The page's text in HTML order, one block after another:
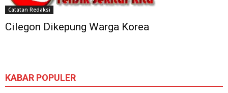
Catatan Redaksi
Cilegon Dikepung Warga Korea
KABAR POPULER